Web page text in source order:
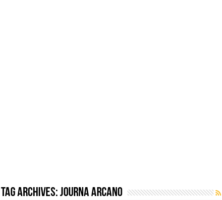
Tag Archives:journa arcano